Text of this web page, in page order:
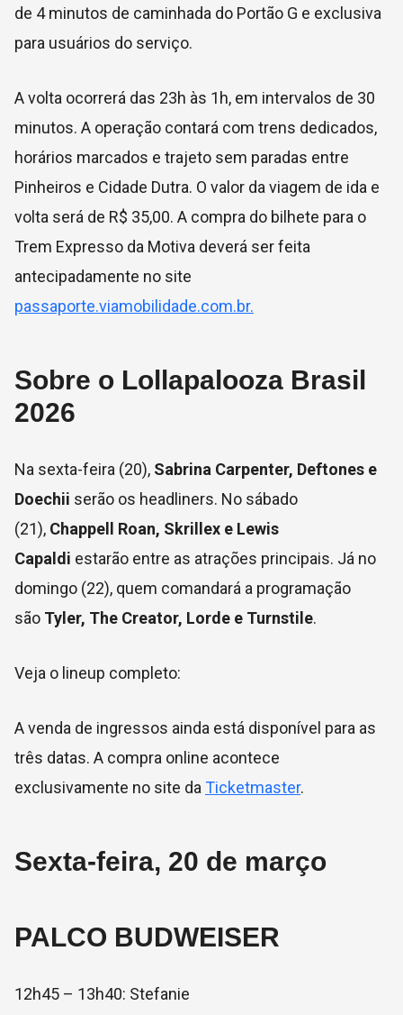
de 4 minutos de caminhada do Portão G e exclusiva
para usuários do serviço.
A volta ocorrerá das 23h às 1h, em intervalos de 30
minutos. A operação contará com trens dedicados,
horários marcados e trajeto sem paradas entre
Pinheiros e Cidade Dutra. O valor da viagem de ida e
volta será de R$ 35,00. A compra do bilhete para o
Trem Expresso da Motiva deverá ser feita
antecipadamente no site
passaporte.viamobilidade.com.br.
Sobre o Lollapalooza Brasil
2026
Na sexta-feira (20), Sabrina Carpenter, Deftones e
Doechii serão os headliners. No sábado
(21), Chappell Roan, Skrillex e Lewis
Capaldi estarão entre as atrações principais. Já no
domingo (22), quem comandará a programação
são Tyler, The Creator, Lorde e Turnstile.
Veja o lineup completo:
A venda de ingressos ainda está disponível para as
três datas. A compra online acontece
exclusivamente no site da Ticketmaster.
Sexta-feira, 20 de março
PALCO BUDWEISER
12h45 – 13h40: Stefanie